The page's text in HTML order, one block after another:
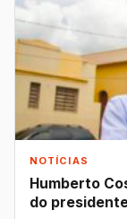
NOTÍCIAS
Humberto
do